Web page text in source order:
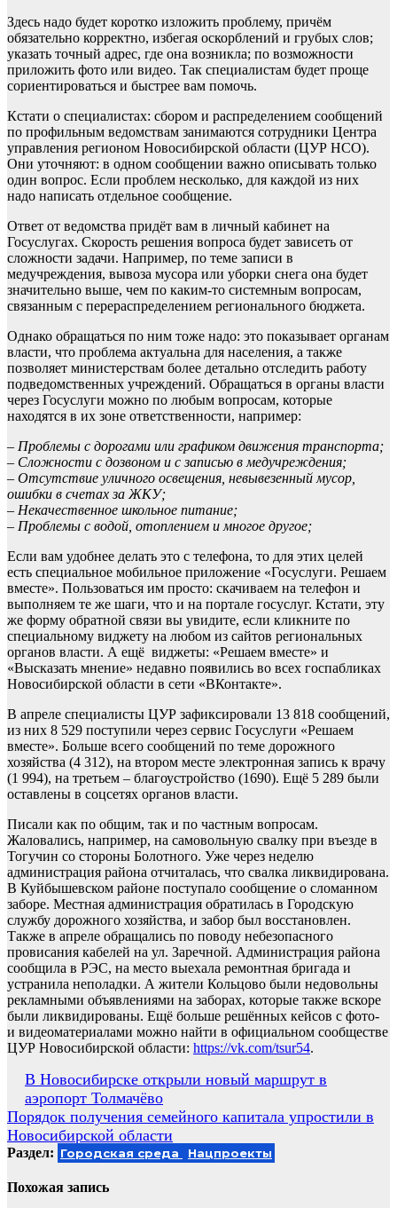
Здесь надо будет коротко изложить проблему, причём
обязательно корректно, избегая оскорблений и грубых слов;
указать точный адрес, где она возникла; по возможности
приложить фото или видео. Так специалистам будет проще
сориентироваться и быстрее вам помочь.
Кстати о специалистах: сбором и распределением сообщений
по профильным ведомствам занимаются сотрудники Центра
управления регионом Новосибирской области (ЦУР НСО).
Они уточняют: в одном сообщении важно описывать только
один вопрос. Если проблем несколько, для каждой из них
надо написать отдельное сообщение.
Ответ от ведомства придёт вам в личный кабинет на
Госуслугах. Скорость решения вопроса будет зависеть от
сложности задачи. Например, по теме записи в
медучреждения, вывоза мусора или уборки снега она будет
значительно выше, чем по каким-то системным вопросам,
связанным с перераспределением регионального бюджета.
Однако обращаться по ним тоже надо: это показывает органам
власти, что проблема актуальна для населения, а также
позволяет министерствам более детально отследить работу
подведомственных учреждений. Обращаться в органы власти
через Госуслуги можно по любым вопросам, которые
находятся в их зоне ответственности, например:
– Проблемы с дорогами или графиком движения транспорта;
– Сложности с дозвоном и с записью в медучреждения;
– Отсутствие уличного освещения, невывезенный мусор,
ошибки в счетах за ЖКУ;
– Некачественное школьное питание;
– Проблемы с водой, отоплением и многое другое;
Если вам удобнее делать это с телефона, то для этих целей
есть специальное мобильное приложение «Госуслуги. Решаем
вместе». Пользоваться им просто: скачиваем на телефон и
выполняем те же шаги, что и на портале госуслуг. Кстати, эту
же форму обратной связи вы увидите, если кликните по
специальному виджету на любом из сайтов региональных
органов власти. А ещё виджеты: «Решаем вместе» и
«Высказать мнение» недавно появились во всех госпабликах
Новосибирской области в сети «ВКонтакте».
В апреле специалисты ЦУР зафиксировали 13 818 сообщений,
из них 8 529 поступили через сервис Госуслуги «Решаем
вместе». Больше всего сообщений по теме дорожного
хозяйства (4 312), на втором месте электронная запись к врачу
(1 994), на третьем – благоустройство (1690). Ещё 5 289 были
оставлены в соцсетях органов власти.
Писали как по общим, так и по частным вопросам.
Жаловались, например, на самовольную свалку при въезде в
Тогучин со стороны Болотного. Уже через неделю
администрация района отчиталась, что свалка ликвидирована.
В Куйбышевском районе поступало сообщение о сломанном
заборе. Местная администрация обратилась в Городскую
службу дорожного хозяйства, и забор был восстановлен.
Также в апреле обращались по поводу небезопасного
провисания кабелей на ул. Заречной. Администрация района
сообщила в РЭС, на место выехала ремонтная бригада и
устранила неполадки. А жители Кольцово были недовольны
рекламными объявлениями на заборах, которые также вскоре
были ликвидированы. Ещё больше решённых кейсов с фото-
и видеоматериалами можно найти в официальном сообществе
ЦУР Новосибирской области: https://vk.com/tsur54.
Навигация
по
записям
В Новосибирске открыли новый маршрут в
аэропорт Толмачёво
Порядок получения семейного капитала упростили в
Новосибирской области
Раздел: Городская среда Нацпроекты
Похожая запись